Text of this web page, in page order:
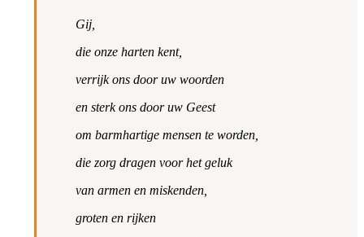
Gij,
die onze harten kent,
verrijk ons door uw woorden
en sterk ons door uw Geest
om barmhartige mensen te worden,
die zorg dragen voor het geluk
van armen en miskenden,
groten en rijken